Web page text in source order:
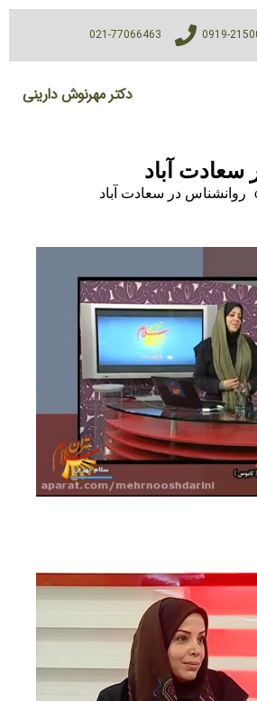
021-77066463
دکتر مهرنوش دارینی
آباد
در سعادت آباد